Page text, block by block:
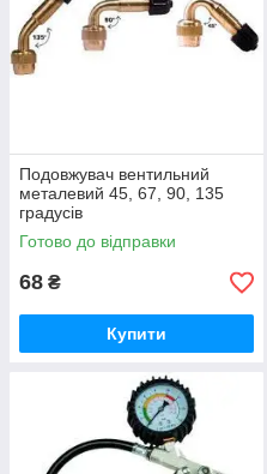
Подовжувач вентильний
металевий 45, 67, 90, 135
градусів
Готово до відправки
68 ₴
Купити